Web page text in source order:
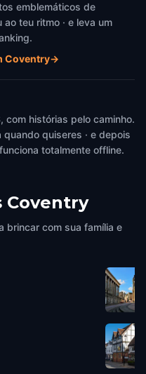
emblemáticos de
teu ritmo · e leva um
Coventry→
com histórias pelo caminho.
quiseres · e depois
totalmente offline.
Coventry
brincar com sua família e